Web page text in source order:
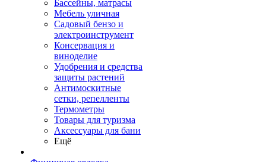
Бассейны, матрасы
Мебель уличная
Садовый бензо и
электроинструмент
Консервация и
виноделие
Удобрения и средства
защиты растений
Антимоскитные
сетки, репелленты
Термометры
Товары для туризма
Аксессуары для бани
Ещё